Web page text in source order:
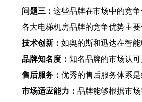
问题三： 这些品牌在市场中的竞争
各大电梯机房品牌的竞争优势主要
技术创新： 如奥的斯和迅达在智
品牌知名度： 知名品牌的市场认
售后服务： 优秀的售后服务体系
市场适应能力： 品牌能够根据市